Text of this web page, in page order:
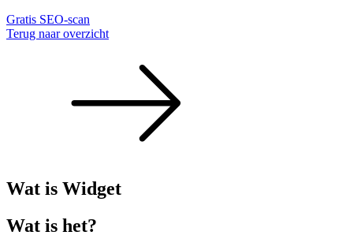
Gratis SEO-scan
Terug naar overzicht
Wat is Widget
Wat is het?